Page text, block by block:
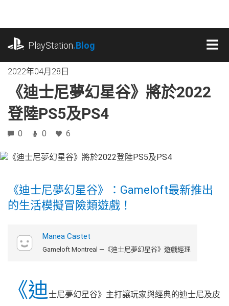
內
PlayStation.Blog
2022年04月28日
《迪士尼夢幻星谷》將於2022
登陸PS5及PS4
0 0 6
《迪士尼夢幻星谷》：Gameloft最新推出
的生活模擬冒險類遊戲！
Manea Castet
Gameloft Montreal —《迪士尼夢幻星谷》遊戲經理
《迪士尼夢幻星谷》主打讓玩家與經典的迪士尼及皮